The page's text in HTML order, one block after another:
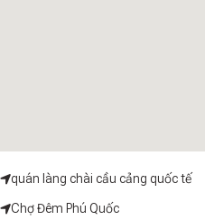
quán làng chài cầu cảng quốc tế
Chợ Đêm Phú Quốc